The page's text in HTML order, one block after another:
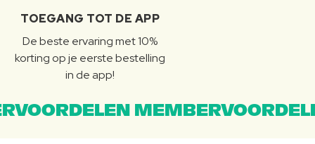
TOEGANG TOT DE APP
De beste ervaring met 10%
korting op je eerste bestelling
in de app!